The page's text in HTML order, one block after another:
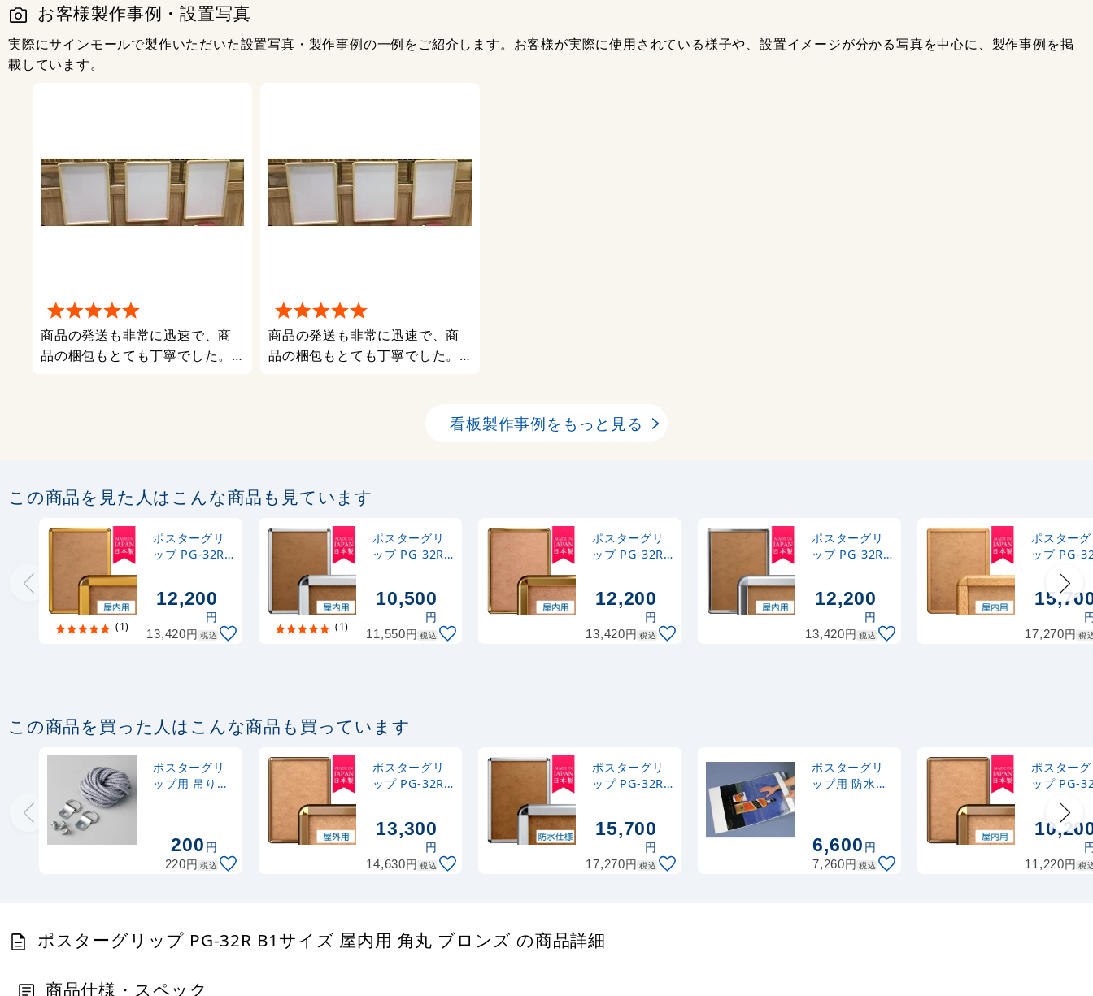
お客様製作事例・設置写真
実際にサインモールで製作いただいた設置写真・製作事例の一例をご紹介します。お客様が実際に使用されている様子や、設置イメージが分かる写真を中心に、製作事例を掲
載しています。
商品の発送も非常に迅速で、商
品の梱包もとても丁寧でした。
商品の発送も非常に迅速で、商
品の梱包もとても丁寧でした。
看板製作事例をもっと見る
この商品を見た人はこんな商品も見ています
(1)
ポスターグリ
ップ PG-32R
ド
12,200
円
13,420円 税込
(1)
ポスターグリ
ップ PG-32R
ー
10,500
円
11,550円 税込
ポスターグリ
ップ PG-32R
ールド
12,200
円
13,420円 税込
ポスターグリ
ップ PG-32R
ローム
12,200
円
13,420円 税込
ポスター
ップ PG-
B1サイズ
用 角丸 け
17,270円 税
この商品を買った人はこんな商品も買っています
ポスターグリ
ップ用 吊り下
200円
220円 税込
ポスターグリ
ップ PG-32R
ズ
13,300
円
14,630円 税込
ポスターグリ
ップ PG-32R
ート付仕様) 角
丸 シルバー
15,700
円
17,270円 税込
ポスターグリ
ップ用 防水パ
6,600円
7,260円 税込
ポスター
ップ PG-
A1サイズ
用 角丸 ブ
ズ
11,220円 税
ポスターグリップ PG-32R B1サイズ 屋内用 角丸 ブロンズ の商品詳細
商品仕様・スペック